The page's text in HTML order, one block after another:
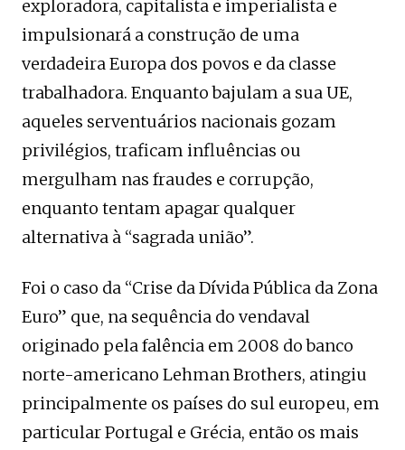
exploradora, capitalista e imperialista e
impulsionará a construção de uma
verdadeira Europa dos povos e da classe
trabalhadora. Enquanto bajulam a sua UE,
aqueles serventuários nacionais gozam
privilégios, traficam influências ou
mergulham nas fraudes e corrupção,
enquanto tentam apagar qualquer
alternativa à “sagrada união”.
Foi o caso da “Crise da Dívida Pública da Zona
Euro” que, na sequência do vendaval
originado pela falência em 2008 do banco
norte-americano Lehman Brothers, atingiu
principalmente os países do sul europeu, em
particular Portugal e Grécia, então os mais